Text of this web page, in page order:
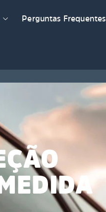
Perguntas Frequentes